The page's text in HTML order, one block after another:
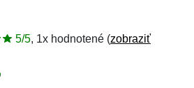
5/5, 1x hodnotené (zobraziť